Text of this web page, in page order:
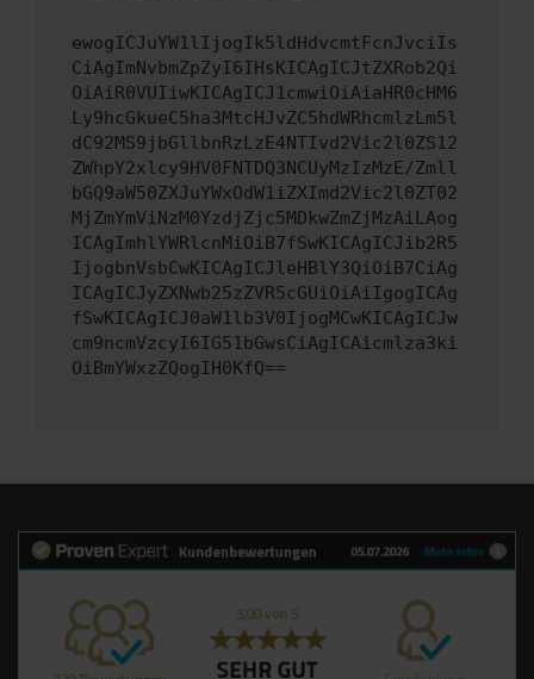
ewogICJuYW1lIjogIk5ldHdvcmtFcnJvciIs
CiAgImNvbmZpZyI6IHsKICAgICJtZXRob2Qi
OiAiR0VUIiwKICAgICJ1cmwiOiAiaHR0cHM6
Ly9hcGkueC5ha3MtcHJvZC5hdWRhcmlzLm5l
dC92MS9jbGllbnRzLzE4NTIvd2Vic2l0ZS12
ZWhpY2xlcy9HV0FNTDQ3NCUyMzIzMzE/Zmll
bGQ9aW50ZXJuYWxOdW1iZXImd2Vic2l0ZT02
MjZmYmViNzM0YzdjZjc5MDkwZmZjMzAiLAog
ICAgImhlYWRlcnMiOiB7fSwKICAgICJib2R5
IjogbnVsbCwKICAgICJleHBlY3QiOiB7CiAg
ICAgICJyZXNwb25zZVR5cGUiOiAiIgogICAg
fSwKICAgICJ0aW1lb3V0IjogMCwKICAgICJw
cm9ncmVzcyI6IG51bGwsCiAgICAicmlza3ki
OiBmYWxzZQogIH0KfQ==